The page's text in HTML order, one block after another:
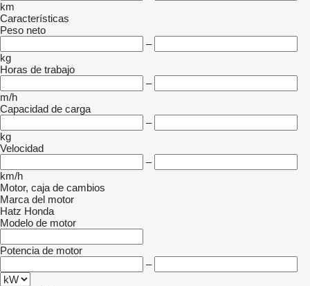
km
Características
Peso neto
–
kg
Horas de trabajo
–
m/h
Capacidad de carga
–
kg
Velocidad
–
km/h
Motor, caja de cambios
Marca del motor
Hatz Honda
Modelo de motor
Potencia de motor
–